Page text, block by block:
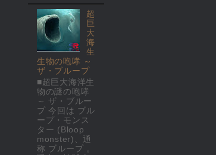
超
巨
大
海
生
生物の咆哮 ～
ザ・ブループ
■超巨大海洋生
物の謎の咆哮
～ ザ・ブルー
プ 今回は ブル
ープ・モンス
ター (Bloop
monster)、通
称 ブループ 。